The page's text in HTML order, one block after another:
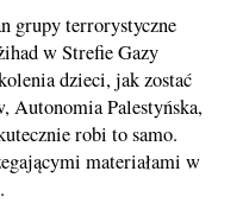
grupy terrorystyczne
w Strefie Gazy
dzieci, jak zostać
Autonomia Palestyńska,
robi to samo.
materiałami w